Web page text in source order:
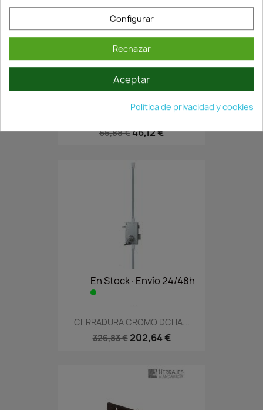
En Stock·Envío 24/48h
65,88 €46,12 €
En Stock·Envío 24/48h
CERRADURA CROMO DCHA...
326,83 € 202,64 €
Configurar
Rechazar
Aceptar
Política de privacidad y cookies